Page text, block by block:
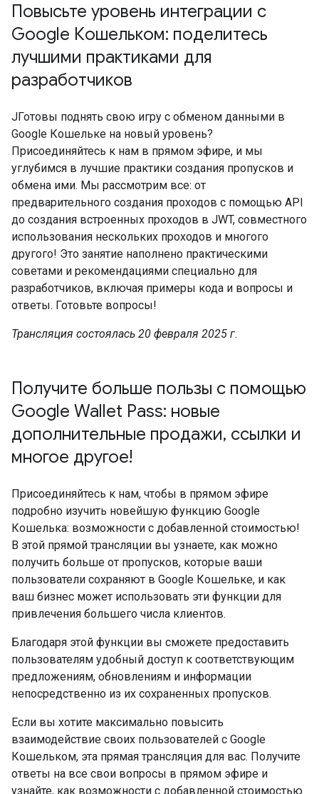
Повысьте уровень интеграции с
Google Кошельком: поделитесь
лучшими практиками для
разработчиков
JГотовы поднять свою игру с обменом данными в
Google Кошельке на новый уровень?
Присоединяйтесь к нам в прямом эфире, и мы
углубимся в лучшие практики создания пропусков и
обмена ими. Мы рассмотрим все: от
предварительного создания проходов с помощью API
до создания встроенных проходов в JWT, совместного
использования нескольких проходов и многого
другого! Это занятие наполнено практическими
советами и рекомендациями специально для
разработчиков, включая примеры кода и вопросы и
ответы. Готовьте вопросы!
Трансляция состоялась 20 февраля 2025 г.
Получите больше пользы с помощью
Google Wallet Pass: новые
дополнительные продажи, ссылки и
многое другое!
Присоединяйтесь к нам, чтобы в прямом эфире
подробно изучить новейшую функцию Google
Кошелька: возможности с добавленной стоимостью!
В этой прямой трансляции вы узнаете, как можно
получить больше от пропусков, которые ваши
пользователи сохраняют в Google Кошельке, и как
ваш бизнес может использовать эти функции для
привлечения большего числа клиентов.
Благодаря этой функции вы сможете предоставить
пользователям удобный доступ к соответствующим
предложениям, обновлениям и информации
непосредственно из их сохраненных пропусков.
Если вы хотите максимально повысить
взаимодействие своих пользователей с Google
Кошельком, эта прямая трансляция для вас. Получите
ответы на все свои вопросы в прямом эфире и
узнайте, как возможности с добавленной стоимостью